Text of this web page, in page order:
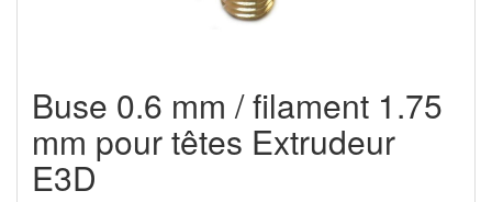
Buse 0.6 mm / filament 1.75
mm pour têtes Extrudeur
E3D